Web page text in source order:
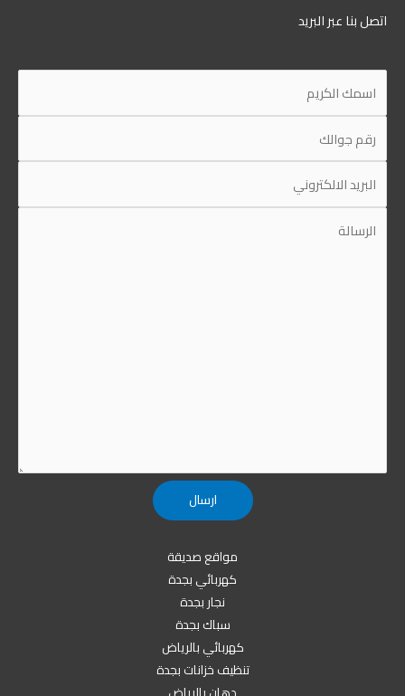
اتصل بنا عبر البريد
مواقع صديقة
كهربائي بجدة
نجار بجدة
سباك بجدة
كهربائي بالرياض
تنظيف خزانات بجدة